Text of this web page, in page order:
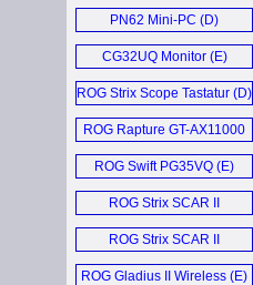
PN62 Mini-PC (D)
CG32UQ Monitor (E)
ROG Strix Scope Tastatur (D)
ROG Rapture GT-AX11000
Router (E)
ROG Swift PG35VQ (E)
ROG Strix SCAR II
Notebook (E)
ROG Strix SCAR II
Laptop (E)
ROG Gladius II Wireless (E)